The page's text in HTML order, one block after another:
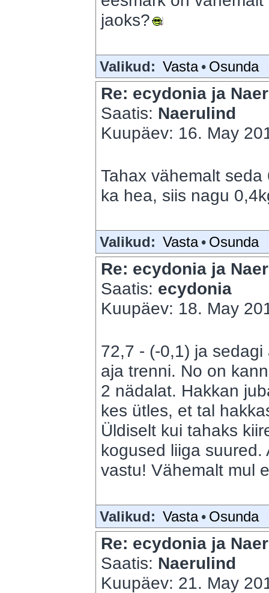
jaoks?
Valikud: Vasta • Osunda
Re: ecydonia ja
Saatis: Naerulind
Kuupäev: 16. May
Tahax vähemalt
ka hea, siis nagu
Valikud: Vasta • Osunda
Re: ecydonia ja
Saatis: ecydonia
Kuupäev: 18. May
72,7 - (-0,1) ja
aja trenni. No on
2 nädalat. Hakkan
kes ütles, et tal
Üldiselt kui tahaks
kogused liiga
vastu! Vähemalt mul
Valikud: Vasta • Osunda
Re: ecydonia ja
Saatis: Naerulind
Kuupäev: 21. May